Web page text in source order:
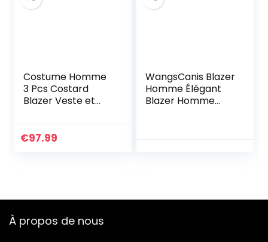
Costume Homme
3 Pcs Costard
Blazer Veste et
Smoking, Gris, L
€97.99
WangsCanis Blazer
Homme Élégant
Blazer Homme
À propos de nous